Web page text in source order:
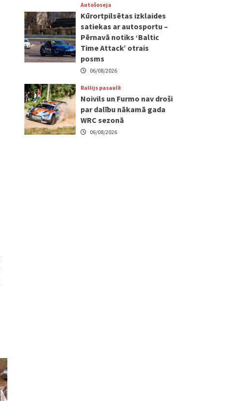
Autošoseja
Kūrortpilsētas izklaides
satiekas ar autosportu –
Pērnavā notiks ‘Baltic
Time Attack’ otrais
posms
06/08/2026
Rallijs pasaulē
Noivils un Furmo nav droši
par dalību nākamā gada
WRC sezonā
06/08/2026